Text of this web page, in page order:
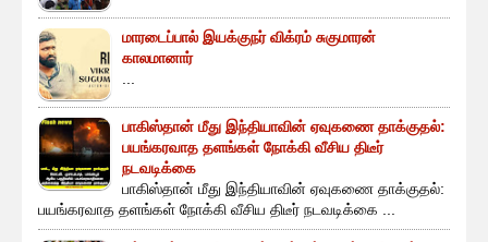
மாரடைப்பால் இயக்குநர் விக்ரம் சுகுமாரன்
காலமானார்
...
பாகிஸ்தான் மீது இந்தியாவின் ஏவுகணை தாக்குதல்:
பயங்கரவாத தளங்கள் நோக்கி வீசிய திடீர்
நடவடிக்கை
பாகிஸ்தான் மீது இந்தியாவின் ஏவுகணை தாக்குதல்:
பயங்கரவாத தளங்கள் நோக்கி வீசிய திடீர் நடவடிக்கை ...